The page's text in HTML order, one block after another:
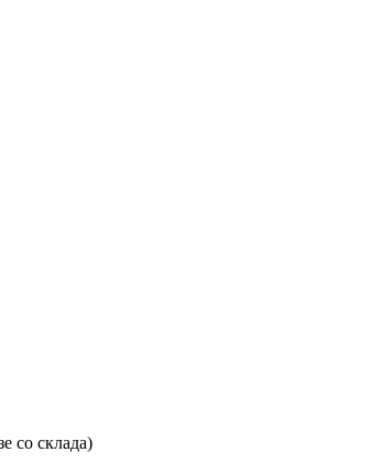
со склада)